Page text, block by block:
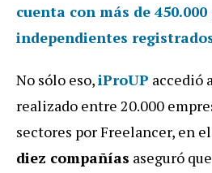
cuenta con más de
independientes
No sólo eso,iProUP accedió
realizado entre 20.000
sectores por Freelancer, en
diez compañías aseguró que